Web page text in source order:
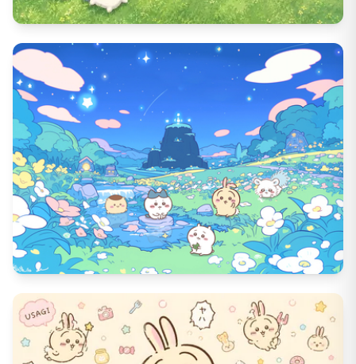
1375 DL数 62 いいね数
4379 DL数 46 いいね数